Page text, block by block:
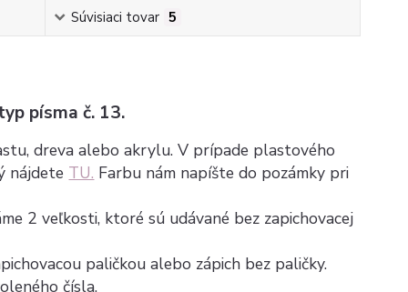
Súvisiaci tovar 5
písma č. 13.
dreva alebo akrylu. V prípade plastového
nájdete TU. Farbu nám napíšte do pozámky pri
2 veľkosti, ktoré sú udávané bez zapichovacej
paličkou alebo zápich bez paličky.
čísla.